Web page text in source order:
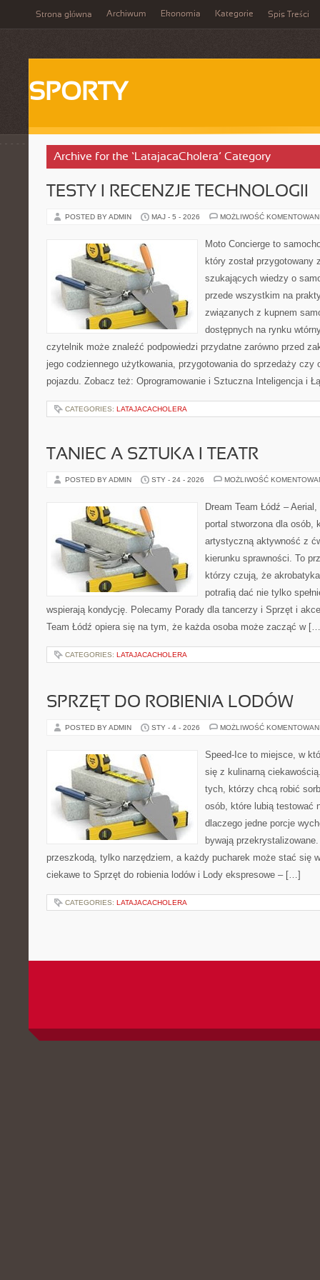
Strona główna Archiwum Ekonomia Kategorie Spis Treści
SPORTY
Archive for the ‘LatajacaCholera’ Category
TESTY I RECENZJE TECHNOLOGII
POSTED BY ADMIN MAJ - 5 - 2026 MOŻLIWOŚĆ
Moto Concierge to
który został przygotowany
szukających wiedzy o
przede wszystkim na
związanych z kupnem
dostępnych na rynku
czytelnik może znaleźć podpowiedzi przydatne zarówno przed
jego codziennego użytkowania, przygotowania do sprzedaży czy
pojazdu. Zobacz też: Oprogramowanie i Sztuczna Inteligencja i
CATEGORIES: LATAJACACHOLERA
TANIEC A SZTUKA I TEATR
POSTED BY ADMIN STY - 24 - 2026 MOŻLIWOŚĆ
Dream Team Łódź –
portal stworzona dla osób,
artystyczną aktywność z
kierunku sprawności. To
którzy czują, że
potrafią dać nie tylko
wspierają kondycję. Polecamy Porady dla tancerzy i Sprzęt i
Team Łódź opiera się na tym, że każda osoba może zacząć w
CATEGORIES: LATAJACACHOLERA
SPRZĘT DO ROBIENIA LODÓW
POSTED BY ADMIN STY - 4 - 2026 MOŻLIWOŚĆ
Speed-Ice to miejsce, w
się z kulinarną
tych, którzy chcą robić
osób, które lubią testować
dlaczego jedne porcje
bywają
przeszkodą, tylko narzędziem, a każdy pucharek może stać się
ciekawe to Sprzęt do robienia lodów i Lody ekspresowe – […]
CATEGORIES: LATAJACACHOLERA